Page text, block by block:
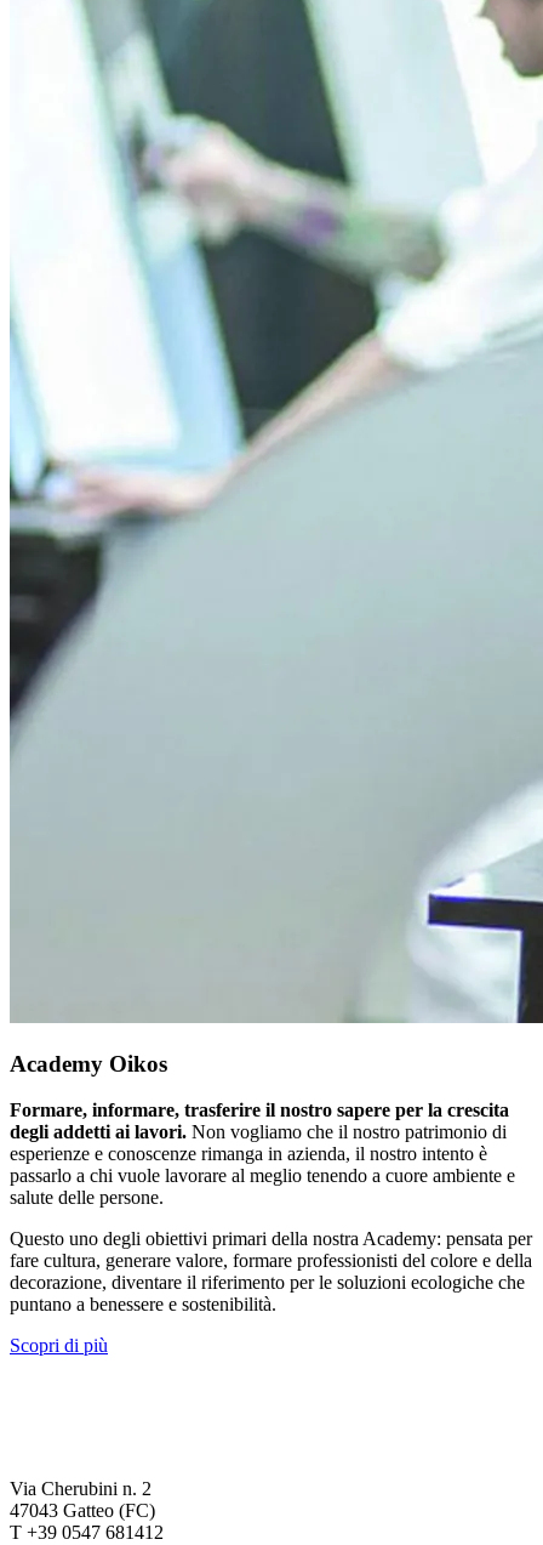
Academy Oikos
Formare, informare, trasferire il nostro sapere per la crescita
degli addetti ai lavori. Non vogliamo che il nostro patrimonio di
esperienze e conoscenze rimanga in azienda, il nostro intento è
passarlo a chi vuole lavorare al meglio tenendo a cuore ambiente e
salute delle persone.
Questo uno degli obiettivi primari della nostra Academy: pensata per
fare cultura, generare valore, formare professionisti del colore e della
decorazione, diventare il riferimento per le soluzioni ecologiche che
puntano a benessere e sostenibilità.
Scopri di più
Via Cherubini n. 2
47043 Gatteo (FC)
T +39 0547 681412